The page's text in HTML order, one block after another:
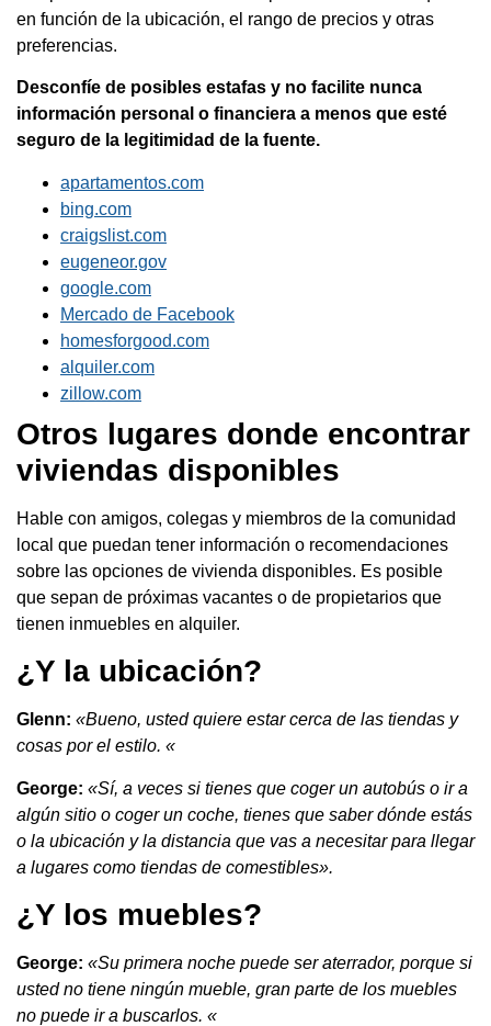
en función de la ubicación, el rango de precios y otras
preferencias.
Desconfíe de posibles estafas y no facilite nunca
información personal o financiera a menos que esté
seguro de la legitimidad de la fuente.
apartamentos.com
bing.com
craigslist.com
eugeneor.gov
google.com
Mercado de Facebook
homesforgood.com
alquiler.com
zillow.com
Otros lugares donde encontrar
viviendas disponibles
Hable con amigos, colegas y miembros de la comunidad
local que puedan tener información o recomendaciones
sobre las opciones de vivienda disponibles. Es posible
que sepan de próximas vacantes o de propietarios que
tienen inmuebles en alquiler.
¿Y la ubicación?
Glenn: «Bueno, usted quiere estar cerca de las tiendas y
cosas por el estilo. «
George: «Sí, a veces si tienes que coger un autobús o ir a
algún sitio o coger un coche, tienes que saber dónde estás
o la ubicación y la distancia que vas a necesitar para llegar
a lugares como tiendas de comestibles».
¿Y los muebles?
George: «Su primera noche puede ser aterrador, porque si
usted no tiene ningún mueble, gran parte de los muebles
no puede ir a buscarlos. «